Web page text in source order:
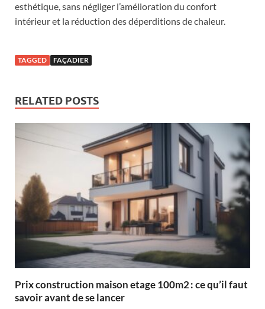
esthétique, sans négliger l’amélioration du confort
intérieur et la réduction des déperditions de chaleur.
TAGGED FAÇADIER
RELATED POSTS
Prix construction maison etage 100m2 : ce qu’il faut
savoir avant de se lancer